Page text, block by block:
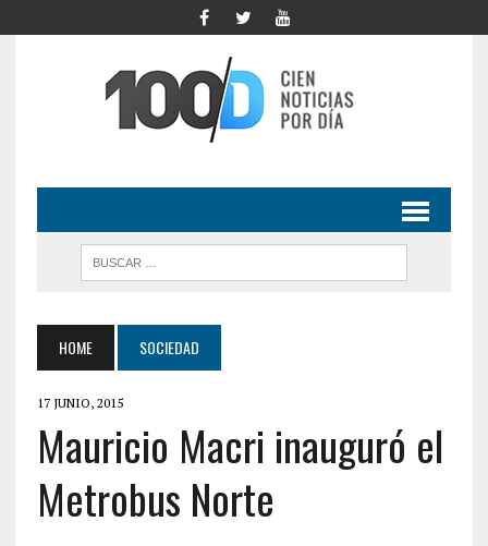
HOME SOCIEDAD
17 JUNIO, 2015
Mauricio Macri inauguró el
Metrobus Norte